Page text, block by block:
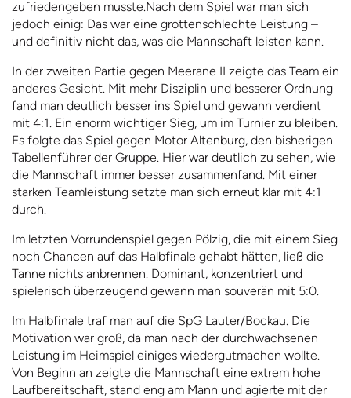
zufriedengeben musste.Nach dem Spiel war man sich
jedoch einig: Das war eine grottenschlechte Leistung –
und definitiv nicht das, was die Mannschaft leisten kann.
In der zweiten Partie gegen Meerane II zeigte das Team ein
anderes Gesicht. Mit mehr Disziplin und besserer Ordnung
fand man deutlich besser ins Spiel und gewann verdient
mit 4:1. Ein enorm wichtiger Sieg, um im Turnier zu bleiben.
Es folgte das Spiel gegen Motor Altenburg, den bisherigen
Tabellenführer der Gruppe. Hier war deutlich zu sehen, wie
die Mannschaft immer besser zusammenfand. Mit einer
starken Teamleistung setzte man sich erneut klar mit 4:1
durch.
Im letzten Vorrundenspiel gegen Pölzig, die mit einem Sieg
noch Chancen auf das Halbfinale gehabt hätten, ließ die
Tanne nichts anbrennen. Dominant, konzentriert und
spielerisch überzeugend gewann man souverän mit 5:0.
Im Halbfinale traf man auf die SpG Lauter/Bockau. Die
Motivation war groß, da man nach der durchwachsenen
Leistung im Heimspiel einiges wiedergutmachen wollte.
Von Beginn an zeigte die Mannschaft eine extrem hohe
Laufbereitschaft, stand eng am Mann und agierte mit der